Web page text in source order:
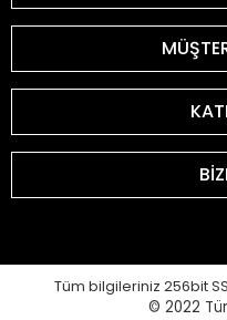
Tüm bilgileriniz 256bit
© 2022